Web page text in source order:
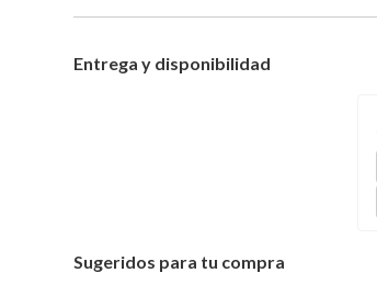
Entrega y disponibilidad
Sugeridos para tu compra